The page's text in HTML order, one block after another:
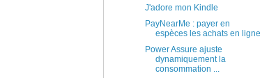
J'adore mon Kindle
PayNearMe : payer en
espèces les achats en ligne
Power Assure ajuste
dynamiquement la
consommation ...